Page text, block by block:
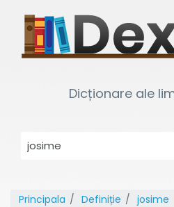
Dicționare ale
Principala Definiție josime